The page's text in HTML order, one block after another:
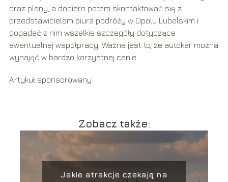
oraz plany, a dopiero potem skontaktować się z
przedstawicielem biura podróży w Opolu Lubelskim i
dogadać z nim wszelkie szczegóły dotyczące
ewentualnej współpracy. Ważne jest to, że autokar można
wynająć w bardzo korzystnej cenie.
Artykuł sponsorowany
Zobacz także:
Jakie atrakcje czekają na